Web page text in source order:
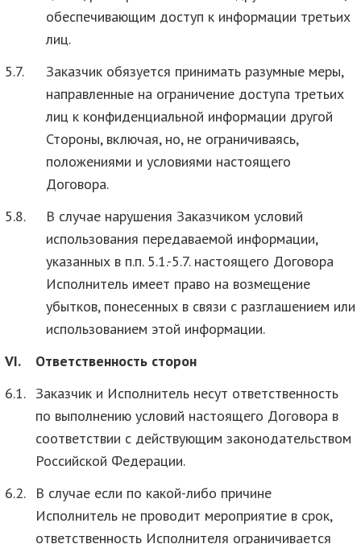
обеспечивающим доступ к информации третьих
лиц.
5.7.
Заказчик обязуется принимать разумные меры,
направленные на ограничение доступа третьих
лиц к конфиденциальной информации другой
Стороны, включая, но, не ограничиваясь,
положениями и условиями настоящего
Договора.
5.8.
В случае нарушения Заказчиком условий
использования передаваемой информации,
указанных в п.п. 5.1.-5.7. настоящего Договора
Исполнитель имеет право на возмещение
убытков, понесенных в связи с разглашением или
использованием этой информации.
VI.
Ответственность сторон
6.1. Заказчик и Исполнитель несут ответственность
по выполнению условий настоящего Договора в
соответствии с действующим законодательством
Российской Федерации.
6.2.
В случае если по какой-либо причине
Исполнитель не проводит мероприятие в срок,
ответственность Исполнителя ограничивается